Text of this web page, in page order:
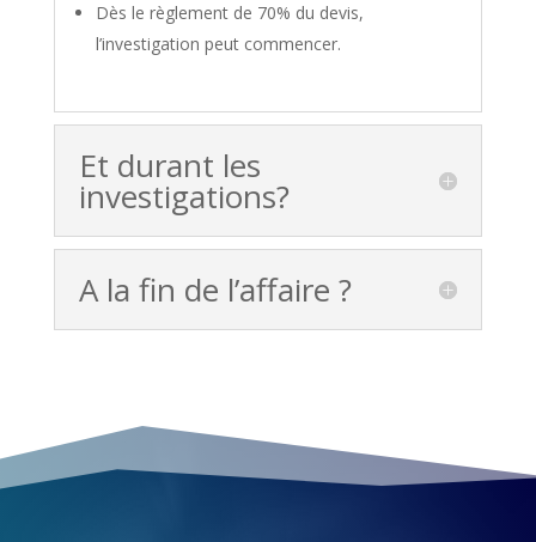
Dès le règlement de 70% du devis,
l’investigation peut commencer.
Et durant les
investigations?
A la fin de l’affaire ?